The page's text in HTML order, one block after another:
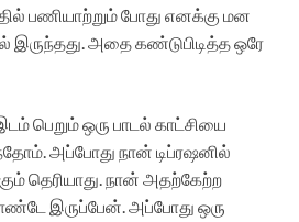
பணியாற்றும் போது எனக்கு மன
அதை கண்டுபிடித்த ஒரே
பெறும் ஒரு பாடல் காட்சியை
அப்போது நான் டிப்ரஷனில்
தெரியாது. நான் அதற்கேற்ற
இருப்பேன். அப்போது ஒரு